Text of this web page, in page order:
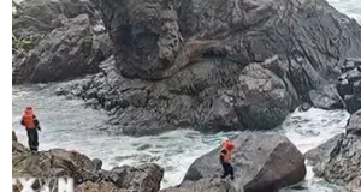
Theo dõi VietnamPlus